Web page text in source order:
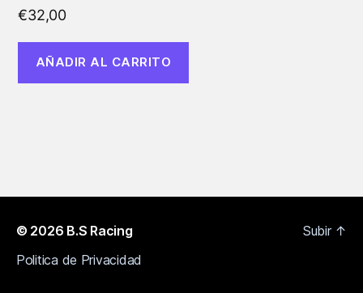
€32,00
AÑADIR AL CARRITO
© 2026 B.S Racing
Politica de Privacidad
Subir ↑